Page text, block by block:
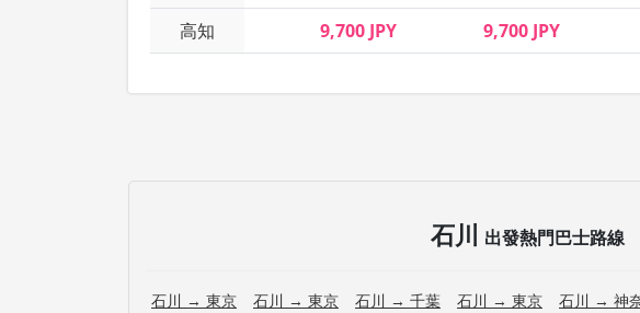
高知
9,700 JPY 9,700 JPY
石川 出發熱門巴士路線
石川 → 東京 石川 → 東京 石川 → 千葉 石川 → 東京 石川 → 神